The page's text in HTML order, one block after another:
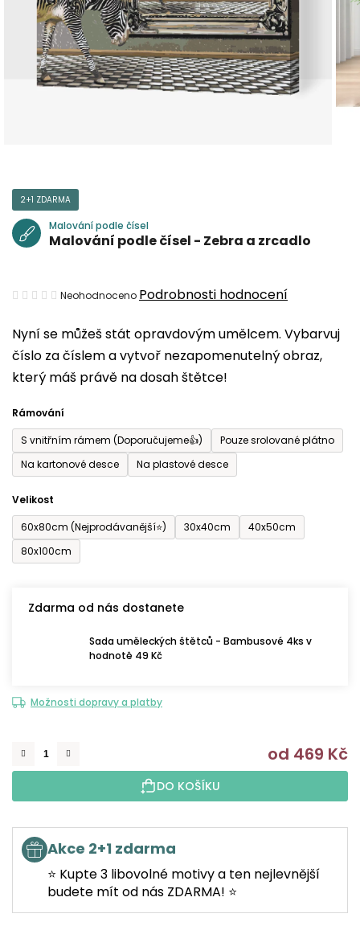
Nyní se můžeš stát opravdovým umělcem. Vybarvuj
číslo za číslem a vytvoř nezapomenutelný obraz,
který máš právě na dosah štětce!
Rámování
S vnitřním rámem (Doporučujeme👍)
Pouze srolované plátno
Na kartonové desce
Na plastové desce
Velikost
60x80cm (Nejprodávanější⭐)
30x40cm
40x50cm
80x100cm
Zdarma od nás dostanete
Sada uměleckých štětců - Bambusové 4ks v
hodnotě 49 Kč
Možnosti dopravy a platby
od 469 Kč
DO KOŠÍKU
Akce 2+1 zdarma
⭐ Kupte 3 libovolné motivy a ten nejlevnější
budete mít od nás ZDARMA! ⭐
2+1 ZDARMA
Malování podle čísel
Malování podle čísel - Zebra a zrcadlo
Průměrné
produktu
je
0,0
5
hvězdiček.
Neohodnoceno Podrobnosti hodnocení